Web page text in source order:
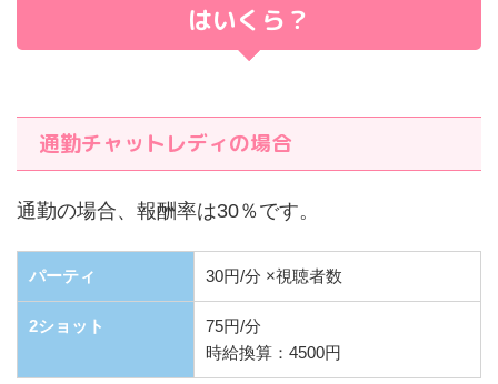
はいくら？
通勤チャットレディの場合
通勤の場合、報酬率は30％です。
パーティ 30円/分 ×視聴者数
2ショット
75円/分
時給換算：4500円